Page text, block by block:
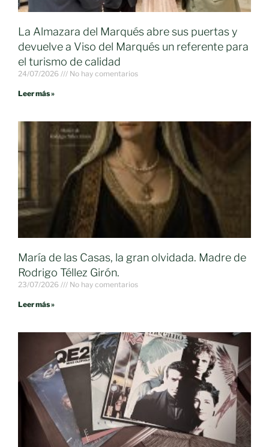
La Almazara del Marqués abre sus puertas y
devuelve a Viso del Marqués un referente para
el turismo de calidad
24/07/2026 No hay comentarios
Leer más »
María de las Casas, la gran olvidada. Madre de
Rodrigo Téllez Girón.
23/07/2026 No hay comentarios
Leer más »